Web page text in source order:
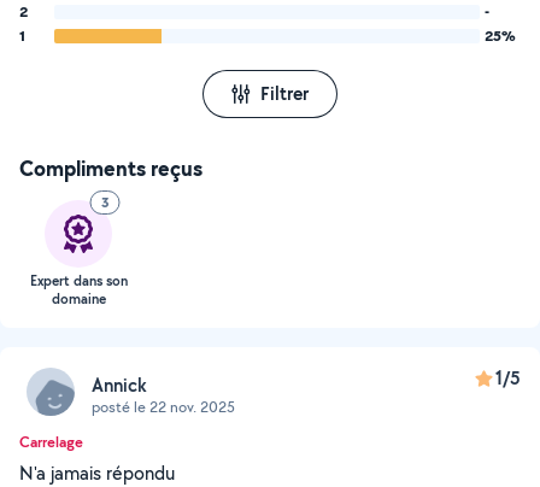
2
-
1
25%
Filtrer
Compliments reçus
3
Expert dans son
domaine
Annick
posté le 22 nov. 2025
1/5
Carrelage
N'a jamais répondu